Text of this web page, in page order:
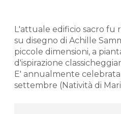
L'attuale edificio sacro fu
su disegno di Achille
piccole dimensioni, a
d'ispirazione
E' annualmente
settembre (Natività di